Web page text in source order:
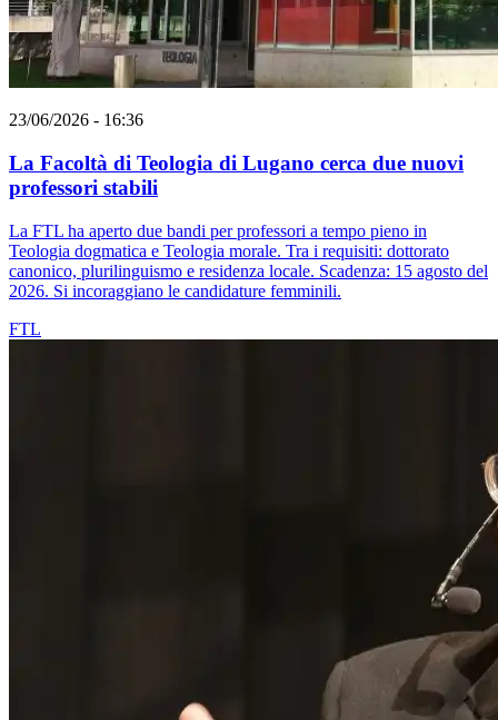
23/06/2026 - 16:36
La Facoltà di Teologia di Lugano cerca due nuovi
professori stabili
La FTL ha aperto due bandi per professori a tempo pieno in
Teologia dogmatica e Teologia morale. Tra i requisiti: dottorato
canonico, plurilinguismo e residenza locale. Scadenza: 15 agosto del
2026. Si incoraggiano le candidature femminili.
FTL